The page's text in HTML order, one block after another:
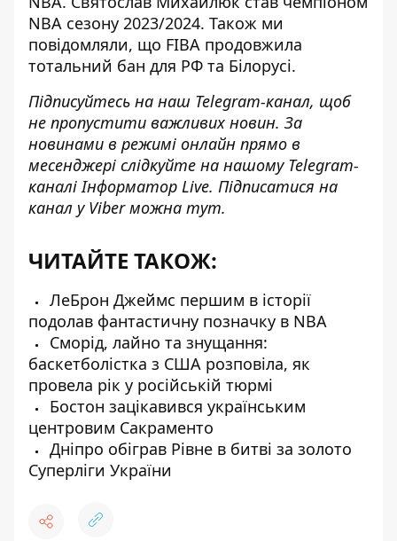
NBA сезону 2023/2024. Також ми
повідомляли, що FIBA продовжила
тотальний бан для РФ та Білорусі.
Підписуйтесь на наш Telegram-канал, щоб
не пропустити важливих новин. За
новинами в режимі онлайн прямо в
месенджері слідкуйте на нашому Telegram-
каналіІнформатор Live. Підписатися на
канал у Viber можна тут.
ЧИТАЙТЕ ТАКОЖ:
ЛеБрон Джеймс першим в історії
подолав фантастичну позначку в NBA
Сморід, лайно та знущання:
баскетболістка з США розповіла, як
провела рік у російській тюрмі
Бостон зацікавився українським
центровим Сакраменто
Дніпро обіграв Рівне в битві за золото
Суперліги України